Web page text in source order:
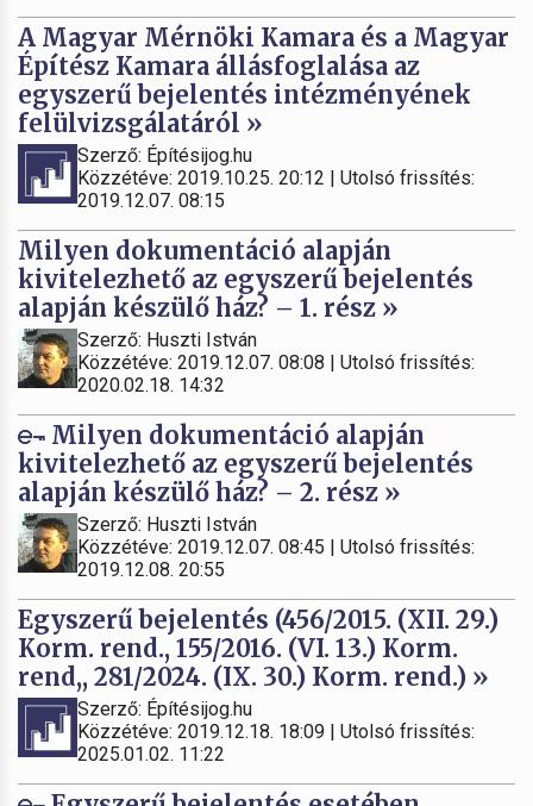
A Magyar Mérnöki Kamara és a Magyar
Építész Kamara állásfoglalása az
egyszerű bejelentés intézményének
felülvizsgálatáról »
Szerző: Építésijog.hu
Közzétéve: 2019.10.25. 20:12 | Utolsó frissítés:
2019.12.07. 08:15
Milyen dokumentáció alapján
kivitelezhető az egyszerű bejelentés
alapján készülő ház? – 1. rész »
Szerző: Huszti István
Közzétéve: 2019.12.07. 08:08 | Utolsó frissítés:
2020.02.18. 14:32
Milyen dokumentáció alapján
kivitelezhető az egyszerű bejelentés
alapján készülő ház? – 2. rész »
Szerző: Huszti István
Közzétéve: 2019.12.07. 08:45 | Utolsó frissítés:
2019.12.08. 20:55
Egyszerű bejelentés (456/2015. (XII. 29.)
Korm. rend., 155/2016. (VI. 13.) Korm.
rend,, 281/2024. (IX. 30.) Korm. rend.) »
Szerző: Építésijog.hu
Közzétéve: 2019.12.18. 18:09 | Utolsó frissítés:
2025.01.02. 11:22